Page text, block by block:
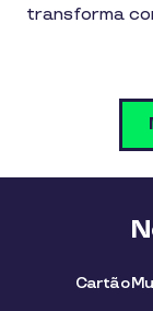
transforma
Cartão